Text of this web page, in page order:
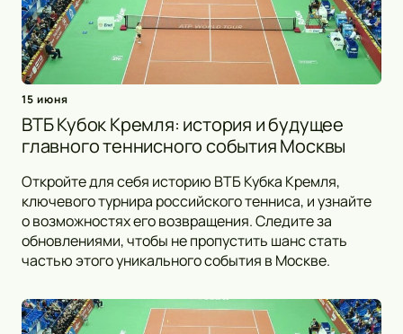
15 июня
ВТБ Кубок Кремля: история и будущее
главного теннисного события Москвы
Откройте для себя историю ВТБ Кубка Кремля,
ключевого турнира российского тенниса, и узнайте
о возможностях его возвращения. Следите за
обновлениями, чтобы не пропустить шанс стать
частью этого уникального события в Москве.